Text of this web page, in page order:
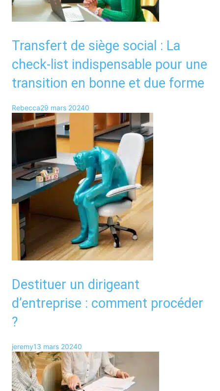
Transfert de siège social : La
check-list indispensable pour une
transition en bonne et due forme
Rebecca29 mars 20240
Destituer un dirigeant
d’entreprise : comment procéder
?
jeremy13 mars 20240